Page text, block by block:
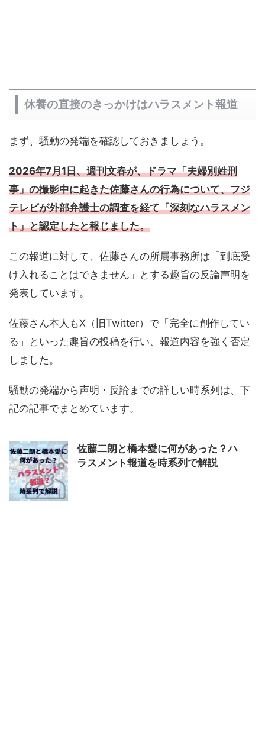
休養の直接のきっかけはハラスメント報道
まず、騒動の発端を確認しておきましょう。
2026年7月1日、週刊文春が、ドラマ「夫婦別姓刑
事」の撮影中に起きた佐藤さんの行為について、フジ
テレビが外部弁護士の調査を経て「深刻なハラスメン
ト」と認定したと報じました。
この報道に対して、佐藤さんの所属事務所は「到底受
け入れることはできません」とする趣旨の反論声明を
発表しています。
佐藤さん本人もX（旧Twitter）で「完全に創作してい
る」といった趣旨の投稿を行い、報道内容を強く否定
しました。
騒動の発端から声明・反論までの詳しい時系列は、下
記の記事でまとめています。
佐藤二朗と橋本愛に何があった？ハ
ラスメント報道を時系列で解説